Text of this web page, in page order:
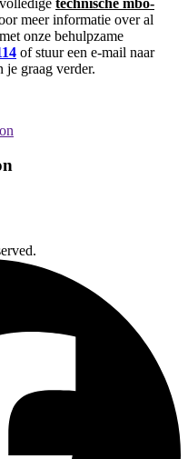
meer informatie over al
onze behulpzame
of stuur een e-mail naar
je graag verder.